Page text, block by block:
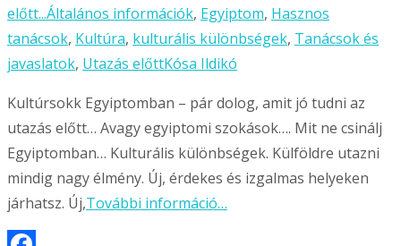
előtt...Általános információk, Egyiptom, Hasznos
tanácsok, Kultúra, kulturális különbségek, Tanácsok és
javaslatok, Utazás előttKósa Ildikó
Kultúrsokk Egyiptomban – pár dolog, amit jó tudni az
utazás előtt… Avagy egyiptomi szokások…. Mit ne csinálj
Egyiptomban… Kulturális különbségek. Külföldre utazni
mindig nagy élmény. Új, érdekes és izgalmas helyeken
járhatsz. Új,További információ…